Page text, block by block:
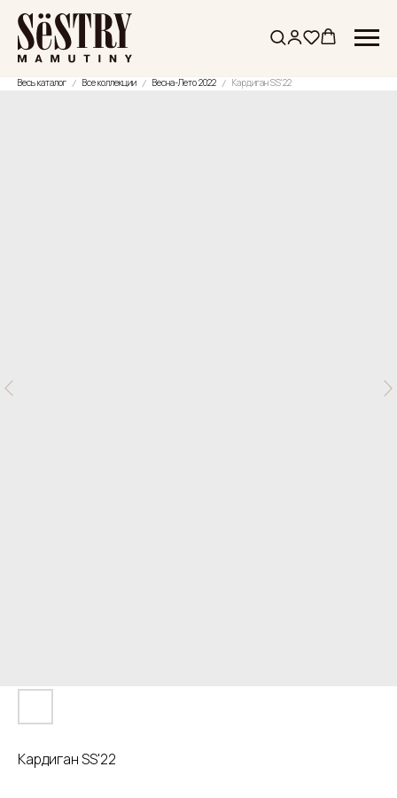
Весь каталог Все коллекции Весна-Лето 2022 Кардиган SS'22
Кардиган SS'22